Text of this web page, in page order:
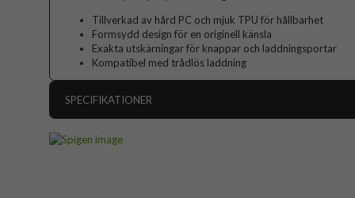
Tillverkad av hård PC och mjuk TPU för hållbarhet
Formsydd design för en originell känsla
Exakta utskärningar för knappar och laddningsportar
Kompatibel med trådlös laddning
SPECIFIKATIONER